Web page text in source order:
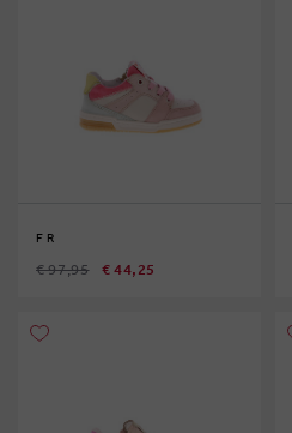
FR
€ 97,95 € 44,25